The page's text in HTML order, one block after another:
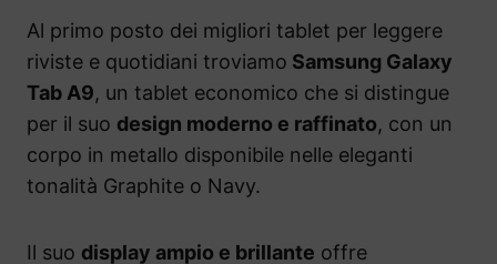
Al primo posto dei migliori tablet per leggere
riviste e quotidiani troviamo Samsung Galaxy
Tab A9, un tablet economico che si distingue
per il suo design moderno e raffinato, con un
corpo in metallo disponibile nelle eleganti
tonalità Graphite o Navy.
Il suo display ampio e brillante offre